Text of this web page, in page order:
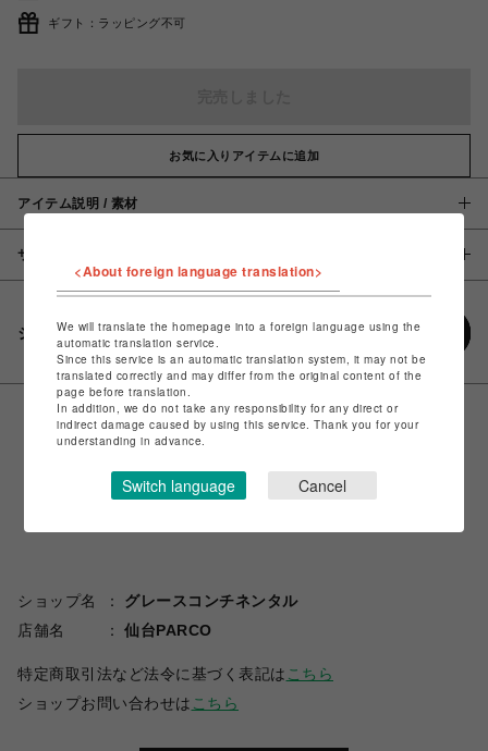
ギフト：ラッピング不可
お気に入りアイテムに追加
アイテム説明 / 素材
サイズ
シェアする
ショップ名
グレースコンチネンタル
店舗名
仙台PARCO
特定商取引法など法令に基づく表記は こちら
ショップお問い合わせは こちら
<About foreign language translation>
We will translate the homepage into a foreign language using the
automatic translation service.
Since this service is an automatic translation system, it may not be
translated correctly and may differ from the original content of the
page before translation.
In addition, we do not take any responsibility for any direct or
indirect damage caused by using this service. Thank you for your
understanding in advance.
Switch language Cancel